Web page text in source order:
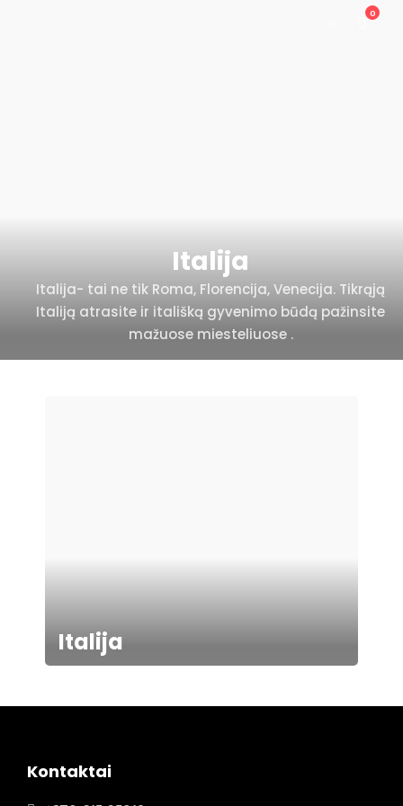
0
Italija
Italija- tai ne tik Roma, Florencija, Venecija. Tikrąją
Italiją atrasite ir itališką gyvenimo būdą pažinsite
mažuose miesteliuose .
Italija
Kontaktai